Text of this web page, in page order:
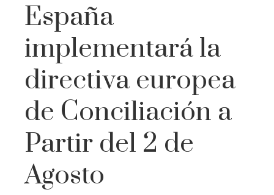
España
implementará la
directiva europea
de Conciliación a
Partir del 2 de
Agosto